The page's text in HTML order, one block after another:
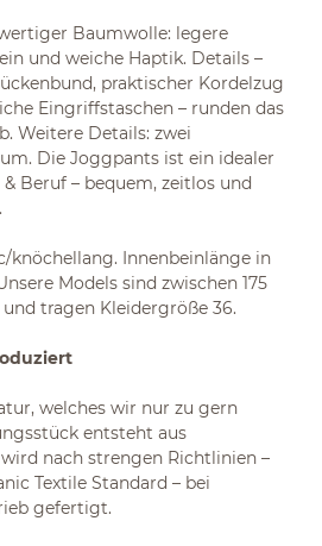
Baumwolle: legere
und weiche Haptik. Details –
praktischer Kordelzug
Eingriffstaschen – runden das
Weitere Details: zwei
Die Joggpants ist ein idealer
Beruf – bequem, zeitlos und
knöchellang. Innenbeinlänge in
Models sind zwischen 175
tragen Kleidergröße 36.
welches wir nur zu gern
entsteht aus
nach strengen Richtlinien –
Textile Standard – bei
gefertigt.